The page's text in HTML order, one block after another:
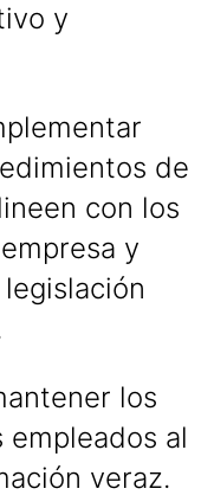
y
de
con los
y
los
al
veraz.